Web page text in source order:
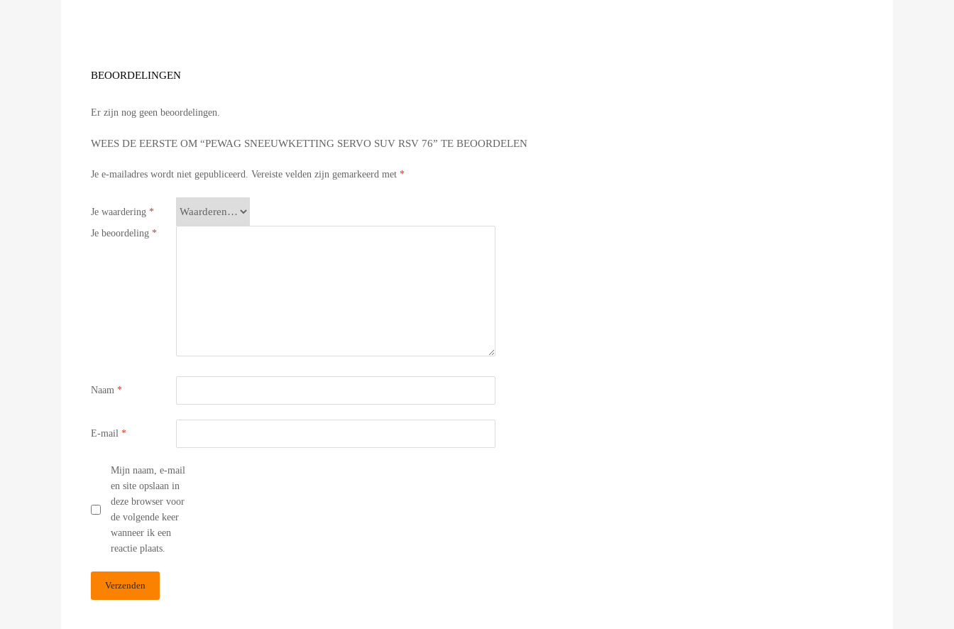
BEOORDELINGEN
Er zijn nog geen beoordelingen.
WEES DE EERSTE OM “PEWAG SNEEUWKETTING SERVO SUV RSV 76” TE BEOORDELEN
Je e-mailadres wordt niet gepubliceerd. Vereiste velden zijn gemarkeerd met *
Je waardering *
Je beoordeling *
Naam *
E-mail *
Mijn naam, e-mail
en site opslaan in
deze browser voor
de volgende keer
wanneer ik een
reactie plaats.